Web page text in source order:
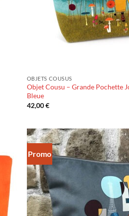
OBJETS COUSUS
Objet Cousu – Grande Pochette
Bleue
42,00€
Promo